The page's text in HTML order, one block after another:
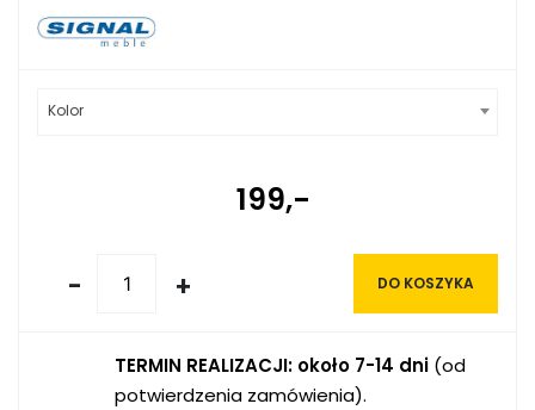
Kolor
199,-
- + DO KOSZYKA
TERMIN REALIZACJI: około 7-14 dni (od
potwierdzenia zamówienia).